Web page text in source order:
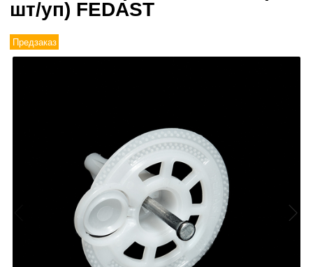
шт/уп) FEDAST
Предзаказ